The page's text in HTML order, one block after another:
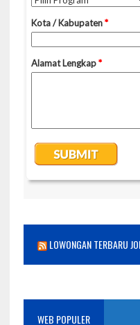
LOWONGAN TERBARU
WEB POPULER